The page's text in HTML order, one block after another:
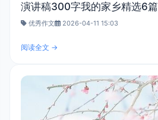
演讲稿300字我的家乡精选6篇
优秀作文 2026-04-11 15:03
阅读全文 →